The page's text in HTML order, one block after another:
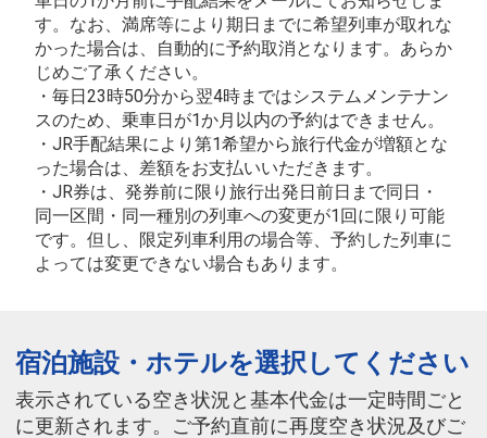
す。なお、満席等により期日までに希望列車が取れな
かった場合は、自動的に予約取消となります。あらか
じめご了承ください。
・毎日23時50分から翌4時まではシステムメンテナン
スのため、乗車日が1か月以内の予約はできません。
・JR手配結果により第1希望から旅行代金が増額とな
った場合は、差額をお支払いいただきます。
・JR券は、発券前に限り旅行出発日前日まで同日・
同一区間・同一種別の列車への変更が1回に限り可能
です。但し、限定列車利用の場合等、予約した列車に
よっては変更できない場合もあります。
宿泊施設・ホテルを選択してください
表示されている空き状況と基本代金は一定時間ごと
に更新されます。ご予約直前に再度空き状況及びご